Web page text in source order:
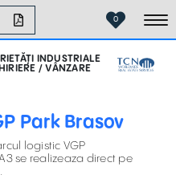
0
INDUSTRIALE
/ VÂNZARE
Park Brasov
logistic VGP
se realizeaza direct pe